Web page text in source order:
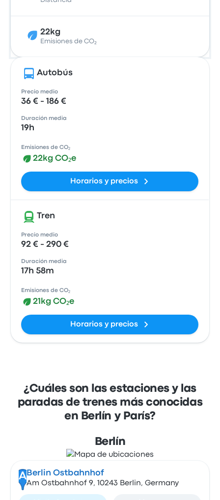
22kg
Emisiones de CO₂
Autobús
Precio medio
36 € - 186 €
Duración media
19h
Emisiones de CO₂
22kg CO₂e
Horarios y precios
Tren
Precio medio
92 € - 290 €
Duración media
17h 58m
Emisiones de CO₂
21kg CO₂e
Horarios y precios
¿Cuáles son las estaciones y las
paradas de trenes más conocidas
en Berlín y París?
Berlín
A Berlin Ostbahnhof
Am Ostbahnhof 9, 10243 Berlin, Germany